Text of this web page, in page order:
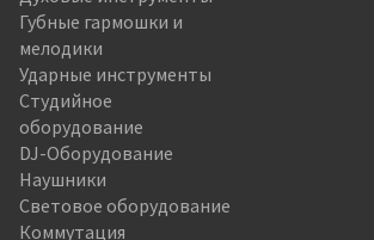
Губные гармошки и
мелодики
Ударные инструменты
Студийное
оборудование
DJ-Оборудование
Наушники
Световое оборудование
Коммутация